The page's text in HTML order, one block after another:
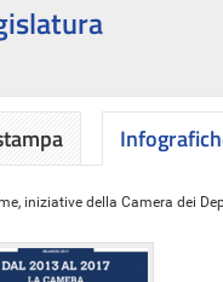
iniziative della Camera dei